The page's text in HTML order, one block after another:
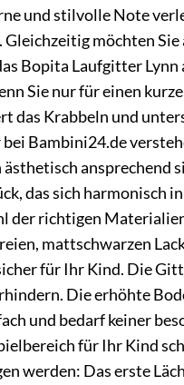
und stilvolle Note
möchten Sie
Bopita Laufgitter Lynn
Sie nur für einen
das Krabbeln und
Bambini24.de
ansprechend
das sich harmonisch
der richtigen
mattschwarzen
für Ihr Kind. Die
Die erhöhte
und bedarf keiner
für Ihr Kind
werden: Das erste